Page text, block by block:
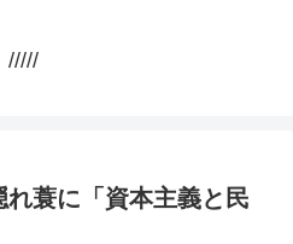
/////
れ蓑に「資本主義と民